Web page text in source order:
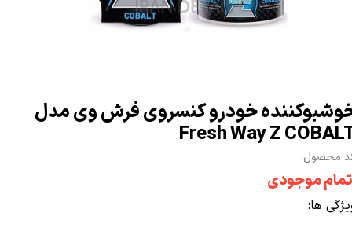
خودرو کنسروی فرش وی مدل
Fresh Way Z
محصول:
موجودی
ها: